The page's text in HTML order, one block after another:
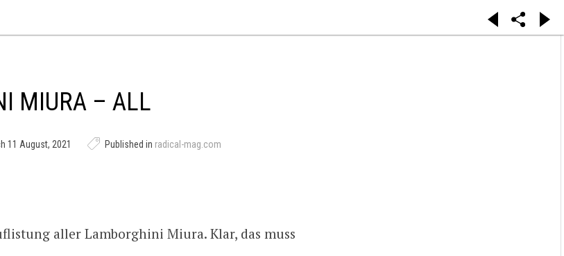
MIURA – ALL
11 August, 2021 Published in radical-mag.com
aller Lamborghini Miura. Klar, das muss